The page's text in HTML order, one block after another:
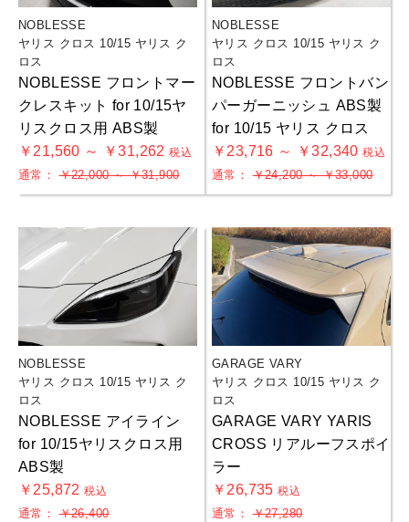
NOBLESSE
ヤリス クロス 10/15 ヤリス ク
ロス
NOBLESSE フロントマー
クレスキット for 10/15ヤ
リスクロス用 ABS製
￥21,560 ～ ￥31,262税込
通常：￥22,000 ～ ￥31,900
NOBLESSE
ヤリス クロス 10/15 ヤリス ク
ロス
NOBLESSE フロントバン
パーガーニッシュ ABS製
for 10/15 ヤリス クロス
￥23,716 ～ ￥32,340税込
通常：￥24,200 ～ ￥33,000
NOBLESSE
ヤリス クロス 10/15 ヤリス ク
ロス
NOBLESSE アイライン
for 10/15ヤリスクロス用
ABS製
￥25,872税込
通常：￥26,400
GARAGE VARY
ヤリス クロス 10/15 ヤリス ク
ロス
GARAGE VARY YARIS
CROSS リアルーフスポイ
ラー
￥26,735税込
通常：￥27,280